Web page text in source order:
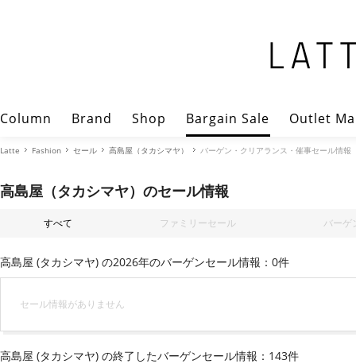
Column Brand Shop Bargain Sale Outlet
Latte Fashion セール 高島屋（タカシマヤ） バーゲン・クリアランス・催事セール情報
高島屋（タカシマヤ）のセール情報
すべて ファミリーセール バーゲ
高島屋 (タカシマヤ) の2026年のバーゲンセール情報：0件
セール情報がありません
高島屋 (タカシマヤ) の終了したバーゲンセール情報：143件